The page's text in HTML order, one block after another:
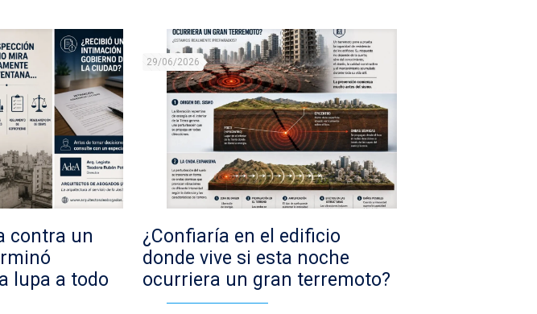
contra un
lupa a todo
29/06/2026
¿Confiaría en el edificio
donde vive si esta noche
ocurriera un gran terremoto?